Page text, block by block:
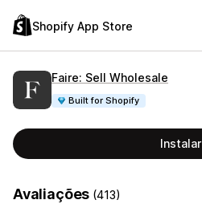
Shopify App Store
Faire: Sell Wholesale
Built for Shopify
Instalar
Avaliações (413)